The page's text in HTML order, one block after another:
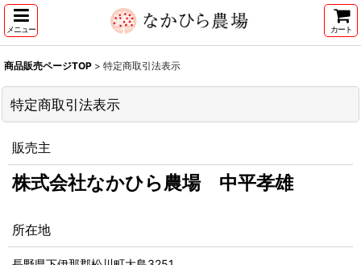
メニュー カート
商品販売ページTOP > 特定商取引法表示
特定商取引法表示
販売主
株式会社なかひら農場 中平孝雄
所在地